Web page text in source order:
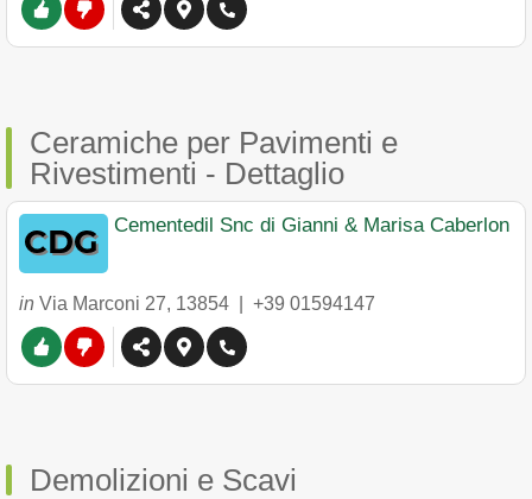
Ceramiche per Pavimenti e
Rivestimenti - Dettaglio
Cementedil Snc di Gianni & Marisa Caberlon
in Via Marconi 27, 13854 +39 01594147
Demolizioni e Scavi